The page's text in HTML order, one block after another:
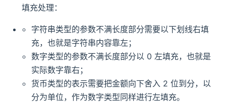
填充处理：
字符串类型的参数不满长度部分需要以下划线右填
充，也就是字符串内容靠左；
数字类型的参数不满长度部分以 0 左填充，也就是
实际数字靠右；
货币类型的表示需要把金额向下舍入 2 位到分，以
分为单位，作为数字类型同样进行左填充。